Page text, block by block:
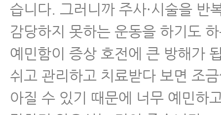
습니다. 그러니까 주사·시술을 반
감당하지 못하는 운동을 하기도
예민함이 증상 호전에 큰 방해가
쉬고 관리하고 치료받다 보면 조
아질 수 있기 때문에 너무 예민하